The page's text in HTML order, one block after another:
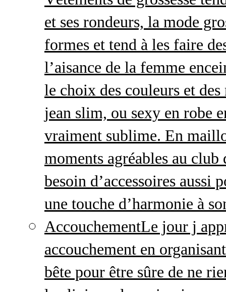
et ses rondeurs, la mode
formes et tend à les faire
l’aisance de la femme
le choix des couleurs et
jean slim, ou sexy en robe
vraiment sublime. En
moments agréables au
besoin d’accessoires aussi
une touche d’harmonie à
AccouchementLe jour j
accouchement en
bête pour être sûre de ne